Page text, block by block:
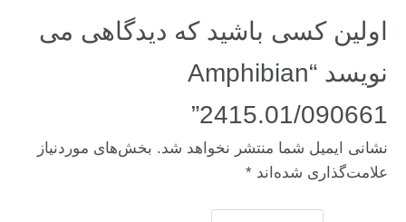
اولین کسی باشید که دیدگاهی می
نویسد “Amphibian
2415.01/090661”
نشانی ایمیل شما منتشر نخواهد شد. بخش‌های موردنیاز
علامت‌گذاری شده‌اند *